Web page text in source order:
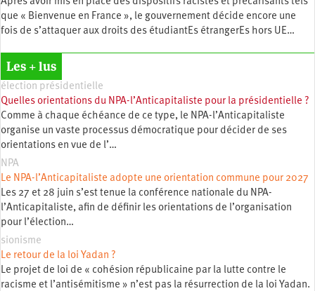
que « Bienvenue en France », le gouvernement décide encore une
fois de s’attaquer aux droits des étudiantEs étrangerEs hors UE…
Les + lus
élection présidentielle
Quelles orientations du NPA-l’Anticapitaliste pour la présidentielle ?
Comme à chaque échéance de ce type, le NPA-l’Anticapitaliste
organise un vaste processus démocratique pour décider de ses
orientations en vue de l’…
NPA
Le NPA-l’Anticapitaliste adopte une orientation commune pour 2027
Les 27 et 28 juin s’est tenue la conférence nationale du NPA-
l’Anticapitaliste, afin de définir les orientations de l’organisation
pour l’élection…
sionisme
Le retour de la loi Yadan ?
Le projet de loi de « cohésion républicaine par la lutte contre le
racisme et l’antisémitisme » n’est pas la résurrection de la loi Yadan.